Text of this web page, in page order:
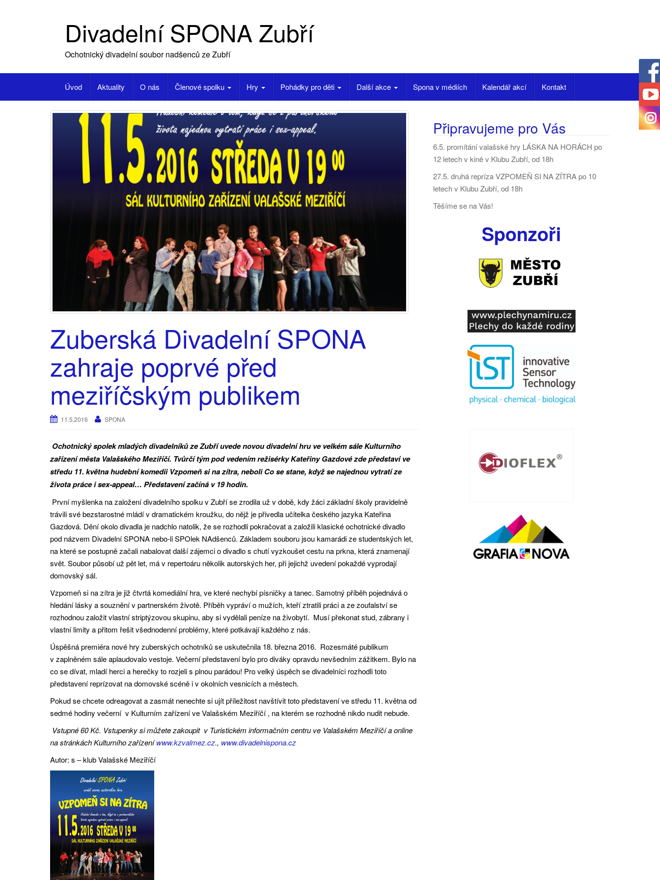
Divadelní SPONA Zubří
Ochotnický divadelní soubor nadšenců ze Zubří
Úvod Aktuality O nás Členové spolku Hry Pohádky pro děti Další akce Spona v médiích Kalendář akcí Kontakt
Zuberská Divadelní SPONA
zahraje poprvé před
meziříčským publikem
11.5.2016 SPONA
Ochotnický spolek mladých divadelníků ze Zubří uvede novou divadelní hru ve velkém sále Kulturního
zařízení města Valašského Meziříčí. Tvůrčí tým pod vedením režisérky Kateřiny Gazdové zde představí ve
středu 11. května hudební komedii Vzpomeň si na zítra, neboli Co se stane, když se najednou vytratí ze
života práce i sex-appeal… Představení začíná v 19 hodin.
První myšlenka na založení divadelního spolku v Zubří se zrodila už v době, kdy žáci základní školy pravidelně
trávili své bezstarostné mládí v dramatickém kroužku, do nějž je přivedla učitelka českého jazyka Kateřina
Gazdová. Dění okolo divadla je nadchlo natolik, že se rozhodli pokračovat a založili klasické ochotnické divadlo
pod názvem Divadelní SPONA nebo-li SPOlek NAdšenců. Základem souboru jsou kamarádi ze studentských let,
na které se postupně začali nabalovat další zájemci o divadlo s chutí vyzkoušet cestu na prkna, která znamenají
svět. Soubor působí už pět let, má v repertoáru několik autorských her, při jejichž uvedení pokaždé vyprodají
domovský sál.
Vzpomeň si na zítra je již čtvrtá komediální hra, ve které nechybí písničky a tanec. Samotný příběh pojednává o
hledání lásky a souznění v partnerském životě. Příběh vypráví o mužích, kteří ztratili práci a ze zoufalství se
rozhodnou založit vlastní striptýzovou skupinu, aby si vydělali peníze na živobytí. Musí překonat stud, zábrany i
vlastní limity a přitom řešit všednodenní problémy, které potkávají každého z nás.
Úspěšná premiéra nové hry zuberských ochotníků se uskutečnila 18. března 2016. Rozesmáté publikum
v zaplněném sále aplaudovalo vestoje. Večerní představení bylo pro diváky opravdu nevšedním zážitkem. Bylo na
co se dívat, mladí herci a herečky to rozjeli s plnou parádou! Pro velký úspěch se divadelníci rozhodli toto
představení reprízovat na domovské scéně i v okolních vesnicích a městech.
Pokud se chcete odreagovat a zasmát nenechte si ujít příležitost navštívit toto představení ve středu 11. května od
sedmé hodiny večerní v Kulturním zařízení ve Valašském Meziříčí , na kterém se rozhodně nikdo nudit nebude.
Vstupné 60 Kč. Vstupenky si můžete zakoupit v Turistickém informačním centru ve Valašském Meziříčí a online
na stránkách Kulturního zařízení www.kzvalmez.cz., www.divadelnispona.cz
Autor: s – klub Valašské Meziříčí
Připravujeme pro Vás
6.5. promítání valašské hry LÁSKA NA HORÁCH po
12 letech v kině v Klubu Zubří, od 18h
27.5. druhá repríza VZPOMEŇ SI NA ZÍTRA po 10
letech v Klubu Zubří, od 18h
Těšíme se na Vás!
Sponzoři